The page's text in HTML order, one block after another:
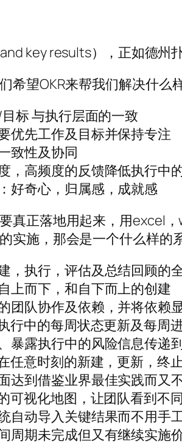
key results），正如德州
希望OKR来帮我们解决什么
标 与执行层面的一致
优先工作及目标并保持专注
致性及协同
，高频度的反馈降低执行中
好奇心，归属感，成就感
真正落地用起来，用excel
实施，那会是一个什么样的
，执行，评估及总结回顾的
上而下，和自下而上的创建
团队协作及依赖，并将依赖
行中的每周状态更新及每周
暴露执行中的风险信息传递
任意时刻的新建，更新，终
达到借鉴业界最佳实践而又
可视化地图，让团队看到不
自动导入关键结果而不用手
周期未完成但又有继续实施